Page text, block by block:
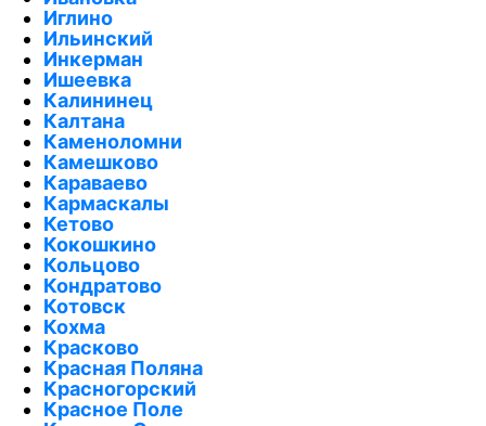
Иглино
Ильинский
Инкерман
Ишеевка
Калининец
Калтана
Каменоломни
Камешково
Караваево
Кармаскалы
Кетово
Кокошкино
Кольцово
Кондратово
Котовск
Кохма
Красково
Красная Поляна
Красногорский
Красное Поле